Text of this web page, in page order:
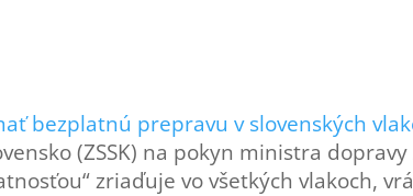
bezplatnú prepravu v slovenských
(ZSSK) na pokyn ministra
zriaďuje vo všetkých vlakoch,